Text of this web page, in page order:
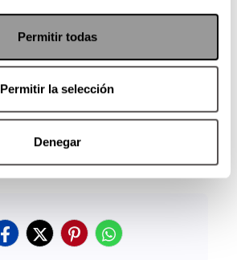
Permitir todas
Permitir la selección
Denegar